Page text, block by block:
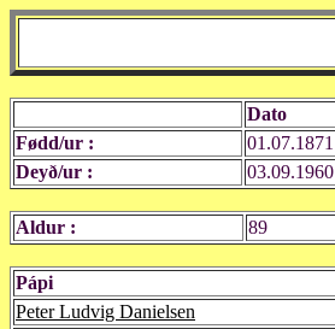
Dato
Fødd/ur :
01.07.1871
Deyð/ur :
03.09.1960
Aldur : 89
Pápi
Peter Ludvig Danielsen